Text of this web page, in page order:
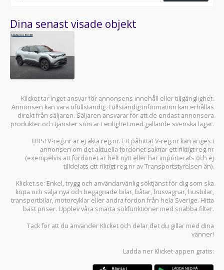
Dina senast visade objekt
Klicket tar inget ansvar för annonsens innehåll eller tillgänglighet.
Annonsen kan vara ofullständig. Fullständig information kan erhållas
direkt från säljaren. Säljaren ansvarar för att de endast annonsera
produkter och tjänster som är i enlighet med gällande svenska lagar.
OBS! V-reg.nr är ej äkta reg.nr. Ett påhittat V-reg.nr kan anges i
annonsen om det aktuella fordonet saknar ett riktigt reg.nr
(exempelvis att fordonet är helt nytt eller har importerats och ej
tilldelats ett riktigt reg.nr av Transportstyrelsen än).
Klicket.se: Enkel, trygg och användarvänlig söktjänst för dig som ska
köpa och sälja nya och begagnade bilar, båtar, husvagnar, husbilar,
transportbilar, motorcyklar eller andra fordon från hela Sverige. Hitta
bäst priser. Upplev våra smarta sökfunktioner med snabba filter.
Tack för att du använder Klicket och delar det du gillar med dina
vänner!
Ladda ner Klicket-appen gratis: